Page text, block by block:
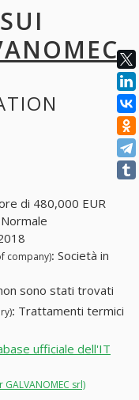
di 480,000 EUR
Normale
company): Società in
sono stati trovati
: Trattamenti termici
ufficiale dell'IT
srl)